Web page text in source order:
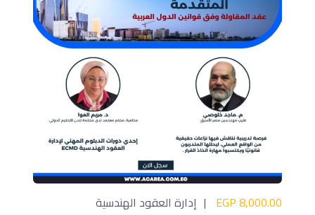
8,000.00 EGP إدارة العقود الهندسية